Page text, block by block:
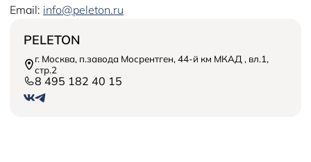
Кредит
Оригинальные аксессуары
Тест-драйв
Плати частями
Запись на сервис
Руководства
О ДИЛЕРЕ
Контакты
Email: info@peleton.ru
PELETON
г. Москва, п.завода Мосрентген, 44-й км МКАД , вл.1,
стр.2
8 495 182 40 15